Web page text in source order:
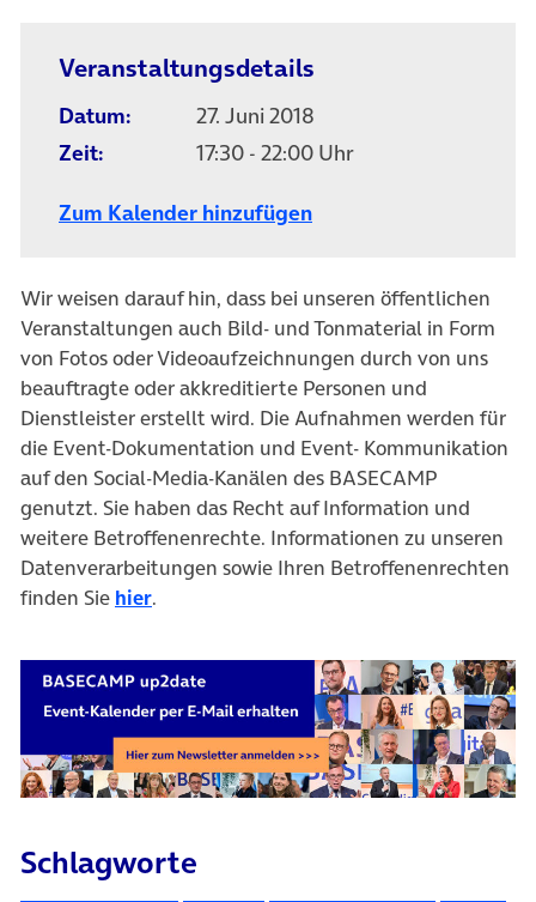
Veranstaltungsdetails
Datum:
27. Juni 2018
Zeit:
17:30 - 22:00 Uhr
Zum Kalender hinzufügen
Wir weisen darauf hin, dass bei unseren öffentlichen
Veranstaltungen auch Bild- und Tonmaterial in Form
von Fotos oder Videoaufzeichnungen durch von uns
beauftragte oder akkreditierte Personen und
Dienstleister erstellt wird. Die Aufnahmen werden für
die Event-Dokumentation und Event- Kommunikation
auf den Social-Media-Kanälen des BASECAMP
genutzt. Sie haben das Recht auf Information und
weitere Betroffenenrechte. Informationen zu unseren
Datenverarbeitungen sowie Ihren Betroffenenrechten
finden Sie hier.
Schlagworte